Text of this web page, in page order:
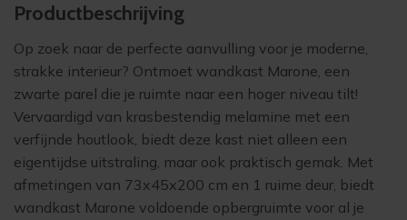
Product­beschrijving
Op zoek naar de perfecte aanvulling voor je moderne,
strakke interieur? Ontmoet wandkast Marone, een
zwarte parel die je ruimte naar een hoger niveau tilt!
Vervaardigd van krasbestendig melamine met een
verfijnde houtlook, biedt deze kast niet alleen een
eigentijdse uitstraling, maar ook praktisch gemak. Met
afmetingen van 73x45x200 cm en 1 ruime deur, biedt
wandkast Marone voldoende opbergruimte voor al je